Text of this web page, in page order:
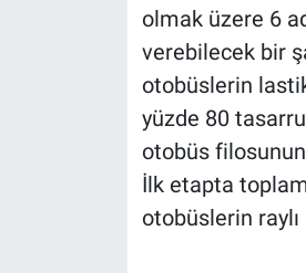
olmak üzere 6
verebilecek bir
otobüslerin
yüzde 80
otobüs
İlk etapta
otobüslerin